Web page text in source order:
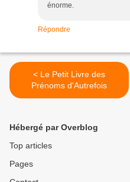
énorme.
Répondre
< Le Petit Livre des
Prénoms d'Autrefois
Hébergé par Overblog
Top articles
Pages